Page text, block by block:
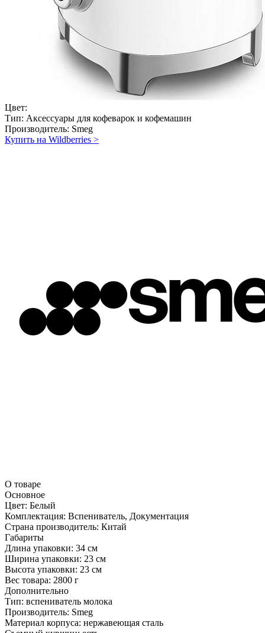
Цвет:
Тип: Аксессуары для кофеварок и кофемашин
Производитель: Smeg
Купить на Wildberries >
О товаре
Основное
Цвет: Белый
Комплектация: Вспениватель, Документация
Страна производитель: Китай
Габариты
Длина упаковки: 34 см
Ширина упаковки: 23 см
Высота упаковки: 23 см
Вес товара: 2800 г
Дополнительно
Тип: вспениватель молока
Производитель: Smeg
Материал корпуса: нержавеющая сталь